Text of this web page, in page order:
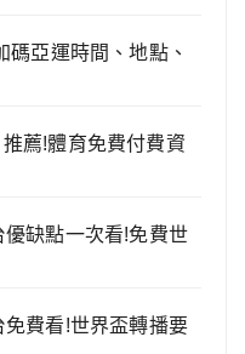
碼亞運時間、地點、
薦!體育免費付費資
優缺點一次看!免費世
免費看!世界盃轉播要